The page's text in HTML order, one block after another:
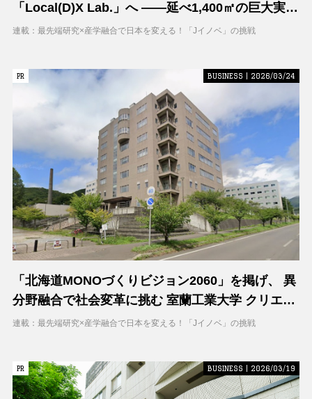
「Local(D)X Lab.」へ ――延べ1,400㎡の巨大実証
空間で地域DXに挑む 大阪工業大学 DXフィールド
連載：最先端研究×産学融合で日本を変える！「Jイノベ」の挑戦
PR
PR BUSINESS | 2026/03/24
「北海道MONOづくりビジョン2060」を掲げ、 異
分野融合で社会変革に挑む 室蘭工業大学 クリエイ
ティブコラボレーションセンター（CCC）
連載：最先端研究×産学融合で日本を変える！「Jイノベ」の挑戦
PR
PR BUSINESS | 2026/03/19